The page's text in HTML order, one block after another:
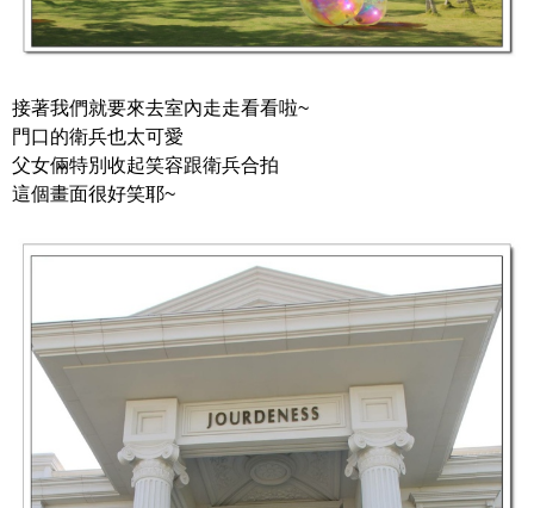
接著我們就要來去室內走走看看啦~
門口的衛兵也太可愛
父女倆特別收起笑容跟衛兵合拍
這個畫面很好笑耶~